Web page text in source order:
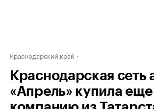
Краснодарский край
Краснодарская сеть
«Апрель» купила